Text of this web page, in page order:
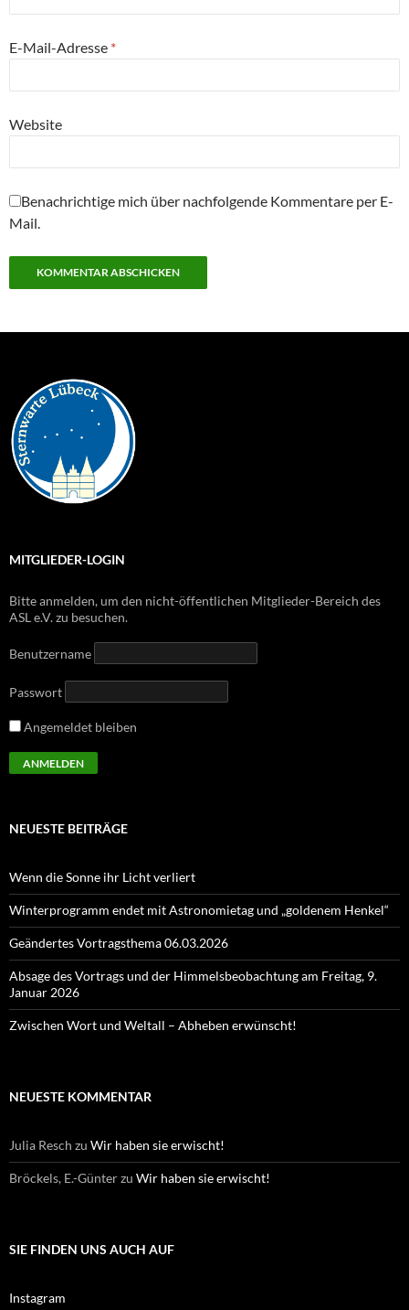
E-Mail-Adresse *
Website
Benachrichtige mich über nachfolgende Kommentare per E-
Mail.
MITGLIEDER-LOGIN
Bitte anmelden, um den nicht-öffentlichen Mitglieder-Bereich des
ASL e.V. zu besuchen.
Benutzername
Passwort
Angemeldet bleiben
NEUESTE BEITRÄGE
Wenn die Sonne ihr Licht verliert
Winterprogramm endet mit Astronomietag und „goldenem Henkel“
Geändertes Vortragsthema 06.03.2026
Absage des Vortrags und der Himmelsbeobachtung am Freitag, 9.
Januar 2026
Zwischen Wort und Weltall – Abheben erwünscht!
NEUESTE KOMMENTAR
Julia Resch zu Wir haben sie erwischt!
Bröckels, E.-Günterzu Wir haben sie erwischt!
SIE FINDEN UNS AUCH AUF
Instagram